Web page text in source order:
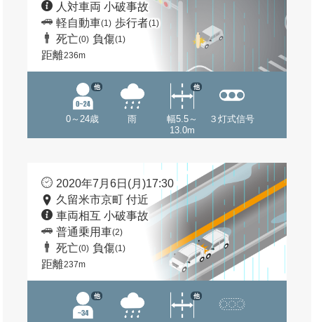
人対車両 小破事故
軽自動車(1) 歩行者(1)
死亡(0) 負傷(1)
距離236m
0～24歳
他
雨
幅5.5～
13.0m
他
３灯式信号
2020年7月6日(月)17:30
久留米市京町 付近
車両相互 小破事故
普通乗用車(2)
死亡(0) 負傷(1)
距離237m
他 他